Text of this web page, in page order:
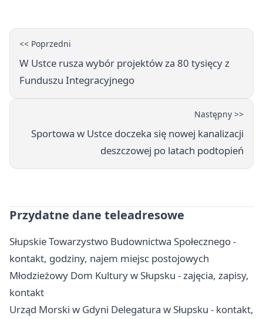
<< Poprzedni
W Ustce rusza wybór projektów za 80 tysięcy z
Funduszu Integracyjnego
Następny >>
Sportowa w Ustce doczeka się nowej kanalizacji
deszczowej po latach podtopień
Przydatne dane teleadresowe
Słupskie Towarzystwo Budownictwa Społecznego -
kontakt, godziny, najem miejsc postojowych
Młodzieżowy Dom Kultury w Słupsku - zajęcia, zapisy,
kontakt
Urząd Morski w Gdyni Delegatura w Słupsku - kontakt,